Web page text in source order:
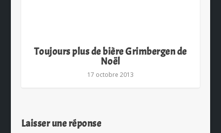
Toujours plus de bière Grimbergen de
Noël
17 octobre 2013
Laisser une réponse